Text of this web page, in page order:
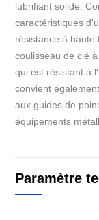
lubrifiant solide.
caractéristiques
résistance à haute
coulisseau de clé
qui est résistant à
convient
aux guides de
équipements
Paramètre